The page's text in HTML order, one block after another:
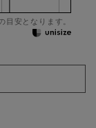
安となります。